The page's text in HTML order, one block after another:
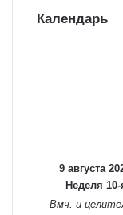
Календарь
9 августа
Неделя
Вмч. и